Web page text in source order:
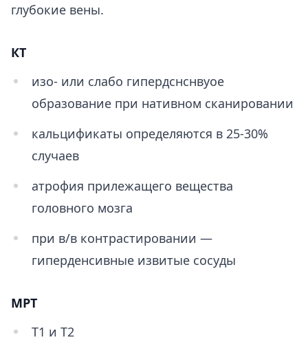
глубокие вены.
КТ
изо- или слабо гипердснснвyое
образование при нативном сканировании
кальцификаты определяются в 25-30%
случаев
атрофия прилежащего вещества
головного мозга
при в/в контрастировании —
гиперденсивные извитые сосуды
MPT
Т1 и Т2